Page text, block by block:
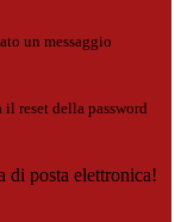
un messaggio
reset della password
di posta elettronica!